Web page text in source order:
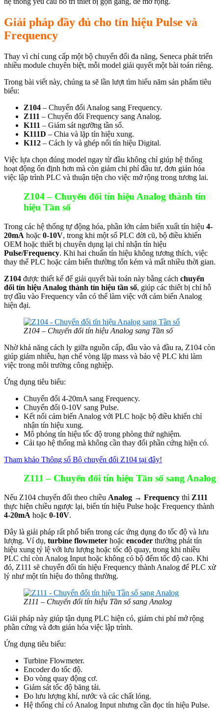
Giải pháp đầy đủ cho tín hiệu Pulse và
Frequency
Thay vì chỉ cung cấp một bộ chuyển đổi đa năng, Seneca phát triển
nhiều module chuyên biệt, mỗi model giải quyết một bài toán riêng.
Trong bài viết này, chúng ta sẽ lần lượt tìm hiểu năm sản phẩm tiêu
biểu:
Z104 – Chuyển đổi Analog sang Frequency.
Z111 – Chuyển đổi Frequency sang Analog.
K111 – Giám sát ngưỡng tần số.
K111D – Chia và lặp tín hiệu xung.
K112 – Cách ly và ghép nối tín hiệu Digital.
Việc lựa chọn đúng model ngay từ đầu không chỉ giúp hệ thống
hoạt động ổn định hơn mà còn giảm chi phí đầu tư, đơn giản hóa
việc lập trình PLC và thuận tiện cho việc mở rộng trong tương lai.
Z104 – Chuyển đổi tín hiệu Analog thành tín
hiệu Tần số
Trong các hệ thống tự động hóa, phần lớn cảm biến xuất tín hiệu 4-
20mA hoặc 0-10V, trong khi một số PLC đời cũ, bộ điều khiển
OEM hoặc thiết bị chuyên dụng lại chỉ nhận tín hiệu
Pulse/Frequency. Khi hai chuẩn tín hiệu không tương thích, việc
thay thế PLC hoặc cảm biến thường tốn kém và mất nhiều thời gian.
Z104 được thiết kế để giải quyết bài toán này bằng cách chuyển
đổi tín hiệu Analog thành tín hiệu tần số, giúp các thiết bị chỉ hỗ
trợ đầu vào Frequency vẫn có thể làm việc với cảm biến Analog
hiện đại.
Z104 – Chuyển đổi tín hiệu Analog sang Tần số
Nhờ khả năng cách ly giữa nguồn cấp, đầu vào và đầu ra, Z104 còn
giúp giảm nhiễu, hạn chế vòng lặp mass và bảo vệ PLC khi làm
việc trong môi trường công nghiệp.
Ứng dụng tiêu biểu:
Chuyển đổi 4-20mA sang Frequency.
Chuyển đổi 0-10V sang Pulse.
Kết nối cảm biến Analog với PLC hoặc bộ điều khiển chỉ
nhận tín hiệu xung.
Mô phỏng tín hiệu tốc độ trong phòng thử nghiệm.
Cải tạo hệ thống mà không cần thay đổi phần cứng hiện có.
Tham khảo Thông số Bộ chuyển đổi Z104 tại đây!
Z111 – Chuyển đổi tín hiệu Tần số sang Analog
Nếu Z104 chuyển đổi theo chiều Analog → Frequency thì Z111
thực hiện chiều ngược lại, biến tín hiệu Pulse hoặc Frequency thành
4-20mA hoặc 0-10V.
Đây là giải pháp rất phổ biến trong các ứng dụng đo tốc độ và lưu
lượng. Ví dụ, turbine flowmeter hoặc encoder thường phát tín
hiệu xung tỷ lệ với lưu lượng hoặc tốc độ quay, trong khi nhiều
PLC chỉ còn Analog Input hoặc không có bộ đếm tốc độ cao. Khi
đó, Z111 sẽ chuyển đổi tín hiệu Frequency thành Analog để PLC xử
lý như một tín hiệu đo thông thường.
Z111 – Chuyển đổi tín hiệu Tần số sang Analog
Giải pháp này giúp tận dụng PLC hiện có, giảm chi phí mở rộng
phần cứng và đơn giản hóa việc lập trình.
Ứng dụng tiêu biểu:
Turbine Flowmeter.
Encoder đo tốc độ.
Đo vòng quay động cơ.
Giám sát tốc độ băng tải.
Đo lưu lượng khí, nước và các chất lỏng.
Hệ thống chỉ có Analog Input nhưng cần đọc tín hiệu Pulse.